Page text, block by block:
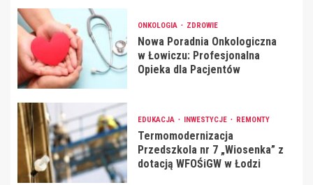
ONKOLOGIA ZDROWIE
Nowa Poradnia Onkologiczna
w Łowiczu: Profesjonalna
Opieka dla Pacjentów
EDUKACJA INWESTYCJE REMONTY
Termomodernizacja
Przedszkola nr 7 „Wiosenka” z
dotacją WFOŚiGW w Łodzi